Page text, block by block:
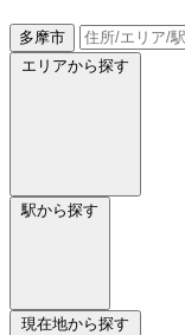
多摩市
エリアから探す
駅から探す
現在地から探す